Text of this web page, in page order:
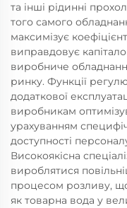
та інші рідинні
того самого
максимізує
виправдовує
виробниче
ринку. Функції
додаткової
виробникам
урахуванням
доступності
Високоякісна
вироблятися
процесом розливу, що
як товарна вода у